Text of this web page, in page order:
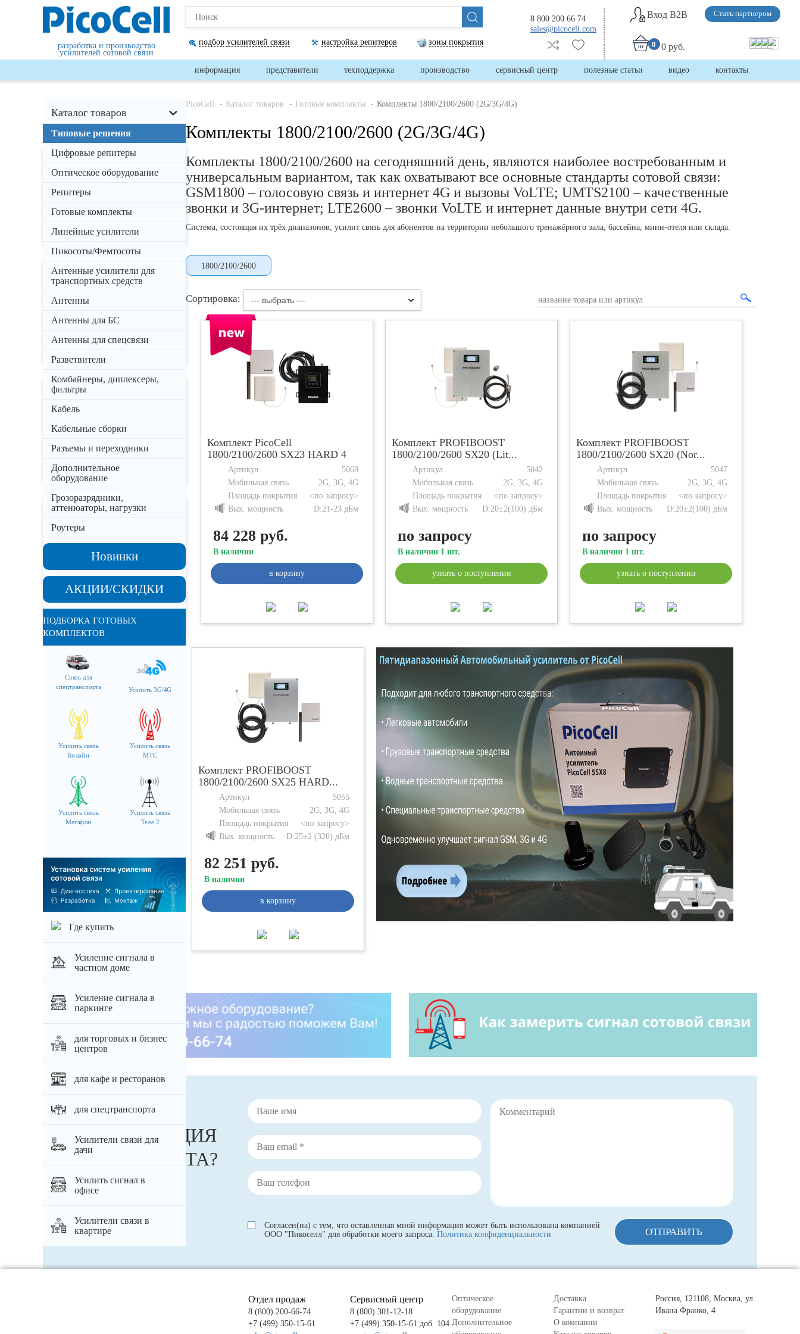
разработка и производство
усилителей сотовой связи
подбор усилителей связи настройка репитеров зоны покрытия
8 800 200 66 74
sales@picocell.com
Вход B2B Стать партнером
0 0 руб.
информация представители техподдержка производство сервисный центр полезные статьи видео контакты
Каталог товаров
Типовые решения
Цифровые репитеры
Оптическое оборудование
Репитеры
Готовые комплекты
Линейные усилители
Пикосоты/Фемтосоты
Антенные усилители для
транспортных средств
Антенны
Антенны для БС
Антенны для спецсвязи
Разветвители
Комбайнеры, диплексеры,
фильтры
Кабель
Кабельные сборки
Разъемы и переходники
Дополнительное
оборудование
Грозоразрядники,
аттенюаторы, нагрузки
Роутеры
Новинки
АКЦИИ/СКИДКИ
ПОДБОРКА ГОТОВЫХ
КОМПЛЕКТОВ
Связь для
спецтранспорта
Усилить 3G/4G
Усилить связь
Билайн
Усилить связь
МТС
Усилить связь
Мегафон
Усилить связь
Теле 2
Где купить
Усиление сигнала в
частном доме
Усиление сигнала в
паркинге
для торговых и бизнес
центров
для кафе и ресторанов
для спецтранспорта
Усилители связи для
дачи
Усилить сигнал в
офисе
Усилители связи в
квартире
Цена
от до руб
Мобильная связь
3G
4G
WiFi
Площадь покрытия
0 - 500 м²
500 - 1000 м²
1000 - 1500 м²
1500 - 50000 м²
Коэф. усиления
0 - 5 дБ
50 - 70 дБ
70 - 100 дБ
PicoCell Каталог товаров Готовые комплекты Комплекты 1800/2100/2600 (2G/3G/4G)
Комплекты 1800/2100/2600 (2G/3G/4G)
Комплекты 1800/2100/2600 на сегодняшний день, являются наиболее востребованным и
универсальным вариантом, так как охватывают все основные стандарты сотовой связи:
GSM1800 – голосовую связь и интернет 4G и вызовы VoLTE; UMTS2100 – качественные
звонки и 3G-интернет; LTE2600 – звонки VoLTE и интернет данные внутри сети 4G.
Система, состоящая их трёх диапазонов, усилит связь для абонентов на территории небольшого тренажёрного зала, бассейна, мини-отеля или склада.
1800/2100/2600
Сортировка: --- выбрать ---
Комплект PicoCell
1800/2100/2600 SX23 HARD 4
Артикул
5068
Мобильная связь
2G, 3G, 4G
Площадь покрытия
<по запросу>
Вых. мощность
D:21-23 дБм
84 228 руб.
В наличии
в корзину
Комплект PROFIBOOST
1800/2100/2600 SX20 (Lit...
Артикул
5042
Мобильная связь
2G, 3G, 4G
Площадь покрытия
<по запросу>
Вых. мощность
D:20±2(100) дБм
по запросу
В наличии 1 шт.
узнать о поступлении
Комплект PROFIBOOST
1800/2100/2600 SX20 (Nor...
Артикул
5047
Мобильная связь
2G, 3G, 4G
Площадь покрытия
<по запросу>
Вых. мощность
D:20±2(100) дБм
по запросу
В наличии 1 шт.
узнать о поступлении
Комплект PROFIBOOST
1800/2100/2600 SX25 HARD...
Артикул
5055
Мобильная связь
2G, 3G, 4G
Площадь покрытия
<по запросу>
Вых. мощность
D:25±2 (320) дБм
82 251 руб.
В наличии
в корзину
НУЖНА
КОНСУЛЬТАЦИЯ
СПЕЦИАЛИСТА?
Согласен(на) с тем, что оставленная мной информация может быть использована компанией
ООО "Пикоселл" для обработки моего запроса. Политика конфиденциальности ОТПРАВИТЬ
Отдел продаж
8 (800) 200-66-74
+7 (499) 350-15-61
Сервисный центр
8 (800) 301-12-18
+7 (499) 350-15-61 доб. 104
Оптическое
оборудование
Дополнительное
Доставка
Гарантии и возврат
О компании
Россия, 121108, Москва, ул.
Ивана Франко, 4